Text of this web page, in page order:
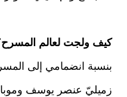
كيف ولجت لعالم
بنسبة انضمامي إلى
زميليّ عنصر يوسف